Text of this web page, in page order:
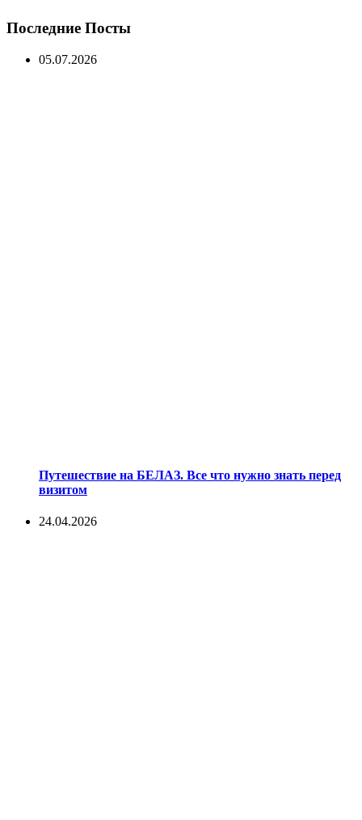
Последние Посты
05.07.2026
Путешествие на БЕЛАЗ. Все что нужно знать перед
визитом
24.04.2026